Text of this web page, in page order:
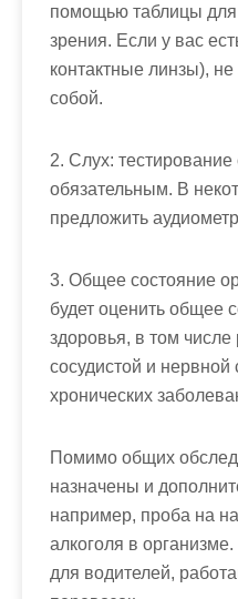
помощью таблицы для
зрения. Если у вас
контактные линзы), не
собой.
2. Слух: тестирование
обязательным. В
предложить
3. Общее состояние
будет оценить общее
здоровья, в том числе
сосудистой и нервной
хронических
Помимо общих
назначены и
например, проба на
алкоголя в
для водителей,